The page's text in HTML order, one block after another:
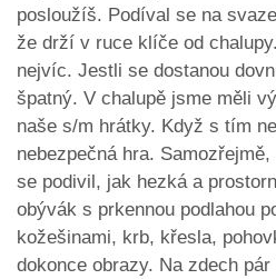
posloužíš. Podíval se na
že drží v ruce klíče od
nejvíc. Jestli se dostanou
špatný. V chalupě jsme měli
naše s/m hrátky. Když s tím
nebezpečná hra.
se podivil, jak hezká a
obývák s prkennou podlahou
kožešinami, krb, křesla,
dokonce obrazy. Na zdech